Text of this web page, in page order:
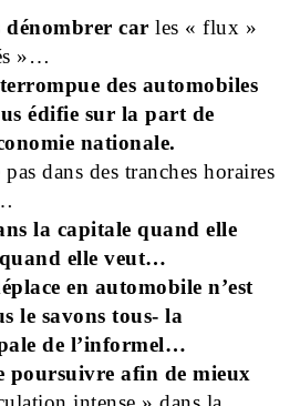
dénombrer car les « flux »
»…
des automobiles
édifie sur la part de
nationale.
dans des tranches horaires
la capitale quand elle
elle veut…
en automobile n’est
le savons tous- la
de l’informel…
poursuivre afin de mieux